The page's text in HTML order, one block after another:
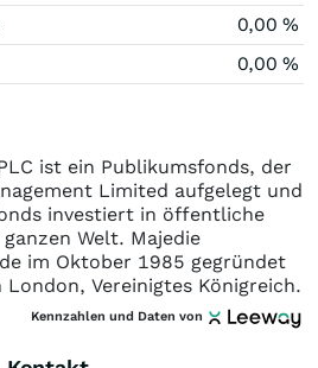
0,00 %
0,00 %
ist ein Publikumsfonds, der
Limited aufgelegt und
investiert in öffentliche
Welt. Majedie
im Oktober 1985 gegründet
Vereinigtes Königreich.
Kennzahlen und Daten von